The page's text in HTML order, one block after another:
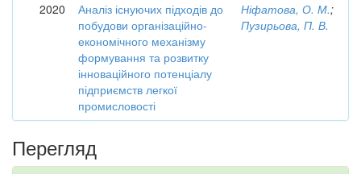
2020
Аналіз існуючих підходів до
побудови організаційно-
економічного механізму
формування та розвитку
інноваційного потенціалу
підприємств легкої
промисловості
Ніфатова, О. М.;
Пузирьова, П. В.
Перегляд